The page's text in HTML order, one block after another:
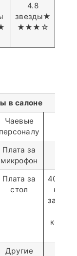
4.8
звезды★
★★★☆
в салоне
Чаевые
персоналу
Плата за
микрофон
Плата за
стол
Другие